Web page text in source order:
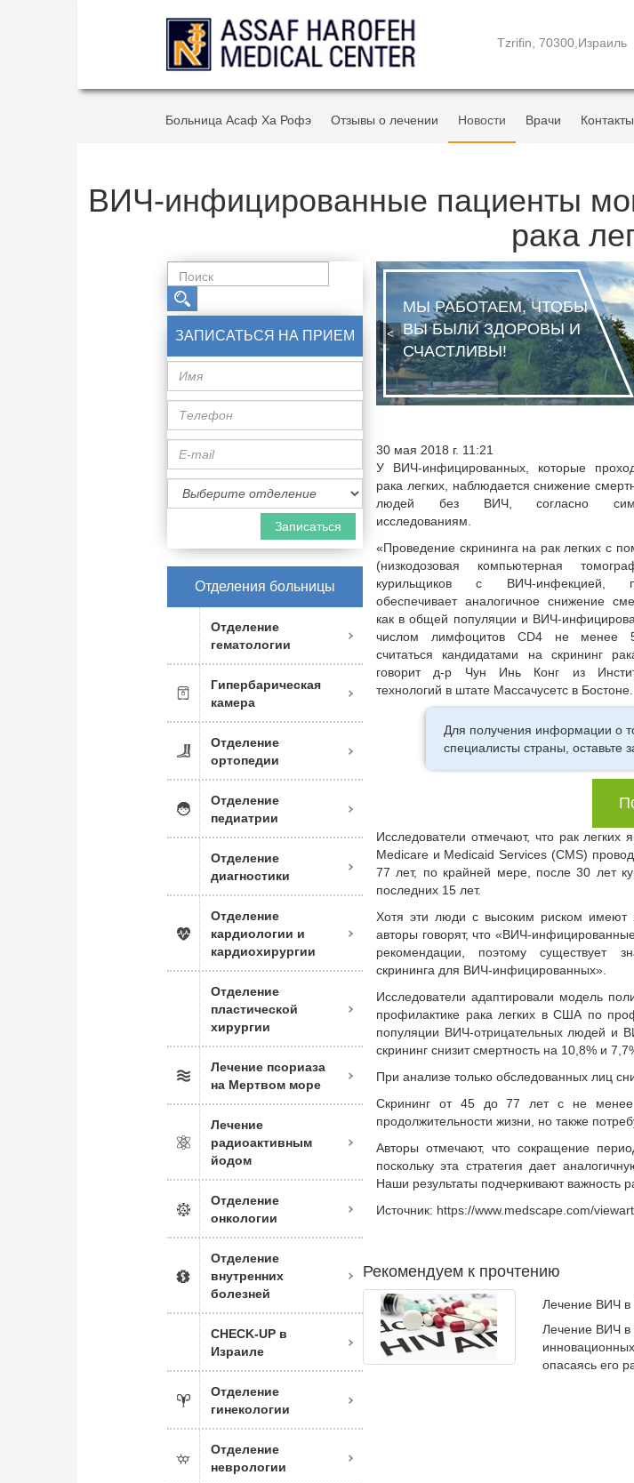
Tzrifin, 70300,Израиль
Больница Асаф Ха Рофэ Отзывы о лечении Новости Врачи Контакты
ВИЧ-инфицированные пациенты
рака
ЗАПИСАТЬСЯ НА ПРИЕМ
Имя
Телефон
E-
mail
Специализация
врача
Отделения больницы
Отделение
гематологии
Гипербарическая
камера
Отделение
ортопедии
Отделение
педиатрии
Отделение
диагностики
Отделение
кардиологии и
кардиохирургии
Отделение
пластической
хирургии
Лечение псориаза
на Мертвом море
Лечение
радиоактивным
йодом
Отделение
онкологии
Отделение
внутренних
болезней
CHECK-UP в
Израиле
Отделение
гинекологии
Отделение
неврологии
МЫ РАБОТАЕМ, ЧТОБЫ
ВЫ БЫЛИ ЗДОРОВЫ И
<
30 мая 2018 г. 11:21
У ВИЧ-инфицированных, которые
рака легких, наблюдается снижение
людей без ВИЧ, согласно
исследованиям.
«Проведение скрининга на рак легких с
(низкодозовая компьютерная
курильщиков с ВИЧ-инфекцией,
обеспечивает аналогичное снижение
как в общей популяции и ВИЧ-
числом лимфоцитов CD4 не менее
считаться кандидатами на скрининг
говорит д-р Чун Инь Конг из
технологий в штате Массачусетс в Бостоне.
Для получения информации о
специалисты страны,
Исследователи отмечают, что рак
Medicare и Medicaid Services (CMS)
77 лет, по крайней мере, после 30 лет
последних 15 лет.
Хотя эти люди с высоким риском имеют
авторы говорят, что «ВИЧ-
рекомендации, поэтому существует
скрининга для ВИЧ-инфицированных».
Исследователи адаптировали модель
профилактике рака легких в США по
популяции ВИЧ-отрицательных людей и
скрининг снизит смертность на 10,8% и
При анализе только обследованных лиц
Скрининг от 45 до 77 лет с не менее
продолжительности жизни, но также
Авторы отмечают, что сокращение
поскольку эта стратегия дает
Наши результаты подчеркивают важность
Источник: https://www.medscape.com/
Рекомендуем к прочтению
Лечение ВИЧ в
Лечение ВИЧ в
опасаясь его